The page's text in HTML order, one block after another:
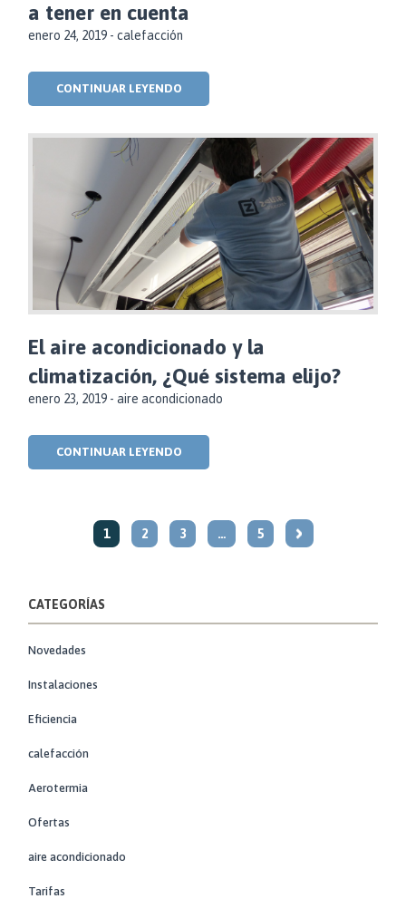
a tener en cuenta
enero 24, 2019 -calefacción
CONTINUAR LEYENDO
El aire acondicionado y la
climatización, ¿Qué sistema elijo?
enero 23, 2019 -aire acondicionado
CONTINUAR LEYENDO
1 2 3 … 5
CATEGORÍAS
Novedades
Instalaciones
Eficiencia
calefacción
Aerotermia
Ofertas
aire acondicionado
Tarifas